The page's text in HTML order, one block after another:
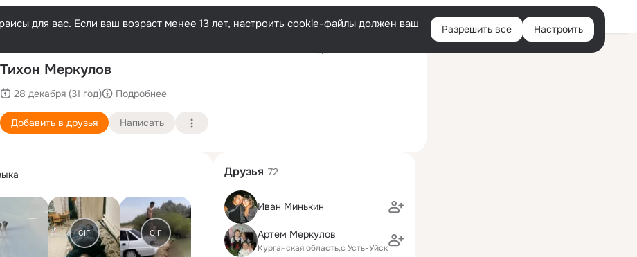
Войти
для вас. Если ваш возраст менее 13 лет, настроить cookie-файлы должен ваш
Разрешить все Настроить
Тихон Меркулов
28 декабря (31 год) Подробнее
Добавить в друзья Написать
GIF GIF
Друзья 72
Иван Минькин
Артем Меркулов
Курганская область,с Усть-Уйское